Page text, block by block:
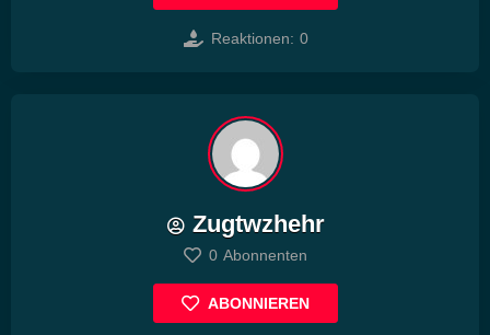
Reaktionen: 0
Zugtwzhehr
0 Abonnenten
ABONNIEREN